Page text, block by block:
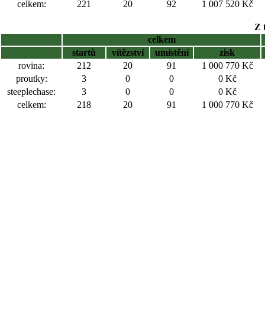
celkem:
221 20 92 1 007 520 Kč
Z
celkem
startů
vítězství umístění
zisk
rovina:
212 20 91
1 000 770 Kč
proutky:
3 0 0
0 Kč
steeplechase:
3 0 0
0 Kč
celkem:
218 20 91 1 000 770 Kč